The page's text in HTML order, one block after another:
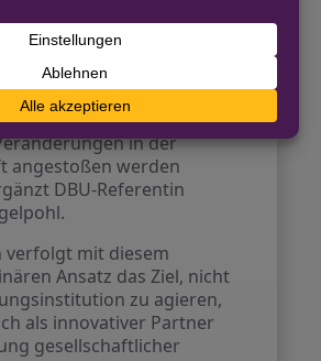
für
zu erreichen.
zeigt, wie durch
Klimaschutz
in der
angestoßen werden
DBU-Referentin
verfolgt mit diesem
Ansatz das Ziel, nicht
zu agieren,
als innovativer Partner
gesellschaftlicher